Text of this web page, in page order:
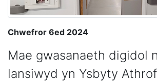
Chwefror 6ed 2024
Mae gwasanaeth digidol
lansiwyd yn Ysbyty